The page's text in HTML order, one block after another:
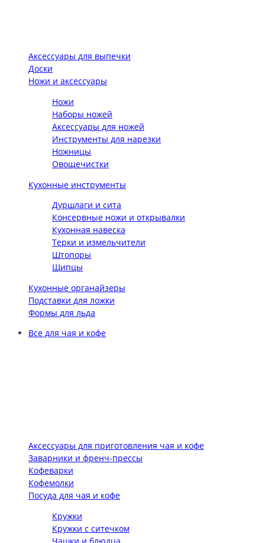
Аксессуары для выпечки
Доски
Ножи и аксессуары
Ножи
Наборы ножей
Аксессуары для ножей
Инструменты для нарезки
Ножницы
Овощечистки
Кухонные инструменты
Дуршлаги и сита
Консервные ножи и открывалки
Кухонная навеска
Терки и измельчители
Штопоры
Щипцы
Кухонные органайзеры
Подставки для ложки
Формы для льда
Все для чая и кофе
Аксессуары для приготовления чая и кофе
Заварники и френч-прессы
Кофеварки
Кофемолки
Посуда для чая и кофе
Кружки
Кружки с ситечком
Чашки и блюдца